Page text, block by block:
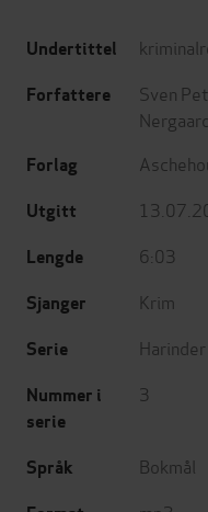
Undertittel
Forfattere Sven
Forlag
Utgitt
Lengde 6:03
Sjanger Krim
Serie
Nummer i
serie
3
Språk Bokmål